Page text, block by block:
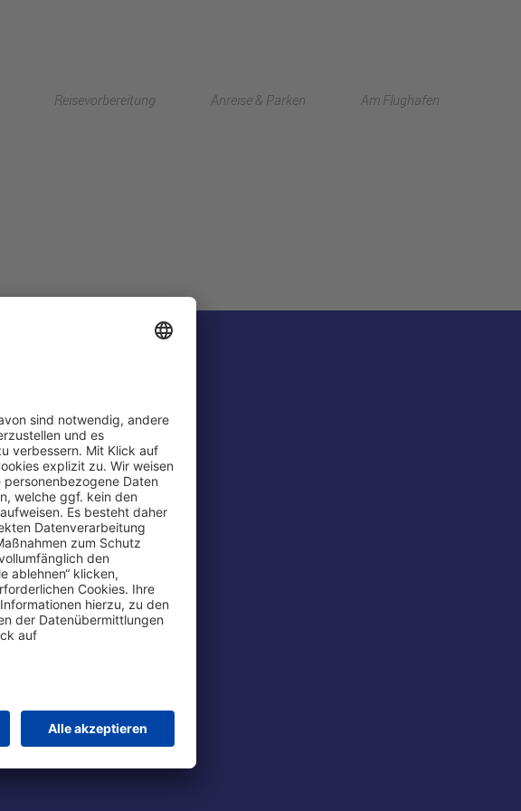
Reisevorbereitung Anreise & Parken Am Flughafen
Über uns
Fraport AG
Business am Airport
FRA Eventlocations
Jobs am Airport
Konzernstrategie